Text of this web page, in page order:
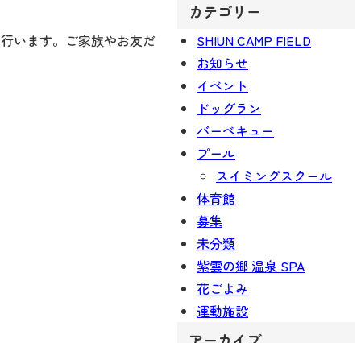
います。ご家族やお友だ
カテゴリー
SHIUN CAMP FIELD
お知らせ
イベント
ドッグラン
バーベキュー
プール
スイミングスクール
体育館
募集
未分類
紫雲の郷 温泉 SPA
花ごよみ
運動施設